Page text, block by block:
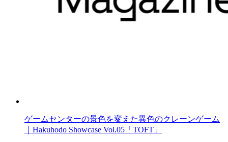
ゲームセンターの景色を変えた異色のクレーンゲーム
｜Hakuhodo Showcase Vol.05「TOFT」